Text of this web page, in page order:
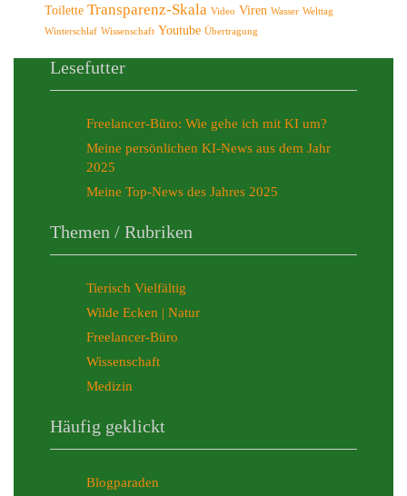
Toilette Transparenz-Skala Video Viren Wasser Welttag
Winterschlaf Wissenschaft Youtube Übertragung
Lesefutter
Freelancer-Büro: Wie gehe ich mit KI um?
Meine persönlichen KI-News aus dem Jahr
2025
Meine Top-News des Jahres 2025
Themen / Rubriken
Tierisch Vielfältig
Wilde Ecken | Natur
Freelancer-Büro
Wissenschaft
Medizin
Häufig geklickt
Blogparaden